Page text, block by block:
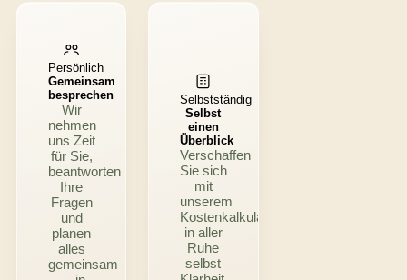
Persönlich
Gemeinsam
besprechen
Wir
nehmen
uns Zeit
für Sie,
beantworten
Ihre
Fragen
und
planen
alles
gemeinsam
Selbstständig
Selbst
einen
Überblick
Verschaffen
Sie sich
mit
unserem
Kostenkalkulator
in aller
Ruhe
selbst